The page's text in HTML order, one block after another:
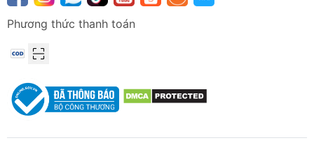
Phương thức thanh toán